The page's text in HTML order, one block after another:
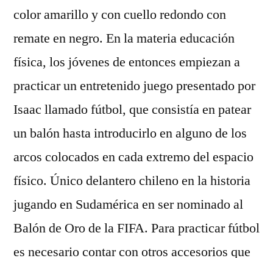
color amarillo y con cuello redondo con
remate en negro. En la materia educación
física, los jóvenes de entonces empiezan a
practicar un entretenido juego presentado por
Isaac llamado fútbol, que consistía en patear
un balón hasta introducirlo en alguno de los
arcos colocados en cada extremo del espacio
físico. Único delantero chileno en la historia
jugando en Sudamérica en ser nominado al
Balón de Oro de la FIFA. Para practicar fútbol
es necesario contar con otros accesorios que